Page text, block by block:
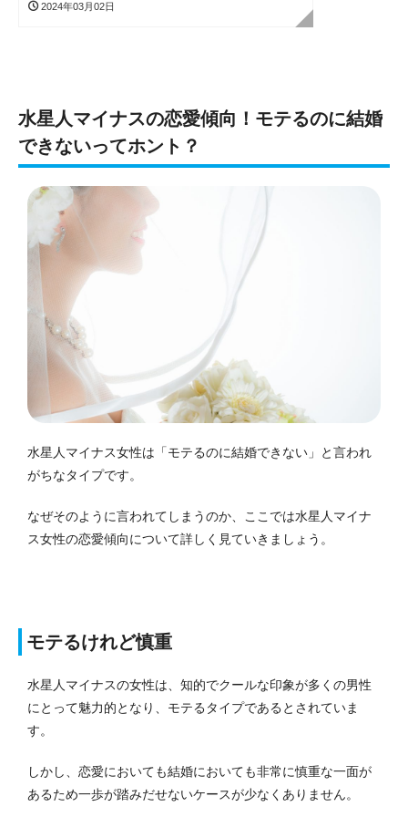
2024年03月02日
水星人マイナスの恋愛傾向！モテるのに結婚
できないってホント？
水星人マイナス女性は「モテるのに結婚できない」と言われ
がちなタイプです。
なぜそのように言われてしまうのか、ここでは水星人マイナ
ス女性の恋愛傾向について詳しく見ていきましょう。
モテるけれど慎重
水星人マイナスの女性は、知的でクールな印象が多くの男性
にとって魅力的となり、モテるタイプであるとされていま
す。
しかし、恋愛においても結婚においても非常に慎重な一面が
あるため一歩が踏みだせないケースが少なくありません。